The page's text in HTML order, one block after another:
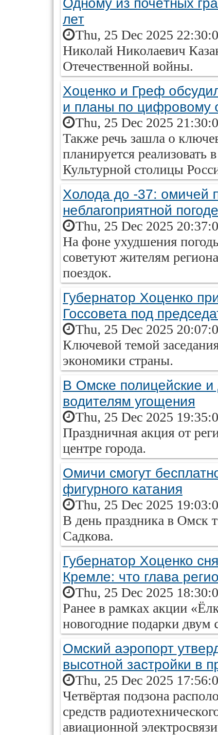
лет
Thu, 25 Dec 2025
Николай Николаевич
Отечественной войны.
Хоценко и Греф
и планы по цифровому
Thu, 25 Dec 2025
Также речь зашла о
планируется реализовать
Культурной столицы
Холода до -37: омичей
неблагоприятной погоде
Thu, 25 Dec 2025
На фоне ухудшения
советуют жителям
поездок.
Губернатор Хоценко
Госсовета под
Thu, 25 Dec 2025
Ключевой темой
экономики страны.
В Омске полицейские
водителям угощения
Thu, 25 Dec 2025
Праздничная акция от
центре города.
Омичи смогут
фигурного катания
Thu, 25 Dec 2025
В день праздника в Омск
Садкова.
Губернатор Хоценко
Кремле: что глава
Thu, 25 Dec 2025
Ранее в рамках акции
новогодние подарки двум
Омский аэропорт
высотной застройки в
Thu, 25 Dec 2025
Четвёртая подзона
средств
авиационной